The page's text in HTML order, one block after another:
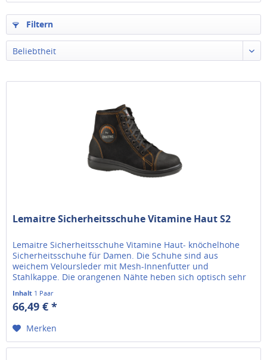
Filtern
Beliebtheit
Lemaitre Sicherheitsschuhe Vitamine Haut S2
Lemaitre Sicherheitsschuhe Vitamine Haut- knöchelhohe
Sicherheitsschuhe für Damen. Die Schuhe sind aus
weichem Veloursleder mit Mesh-Innenfutter und
Stahlkappe. Die orangenen Nähte heben sich optisch sehr
gut vom schwarzen Schuh ab und...
Inhalt 1 Paar
66,49 € *
Merken